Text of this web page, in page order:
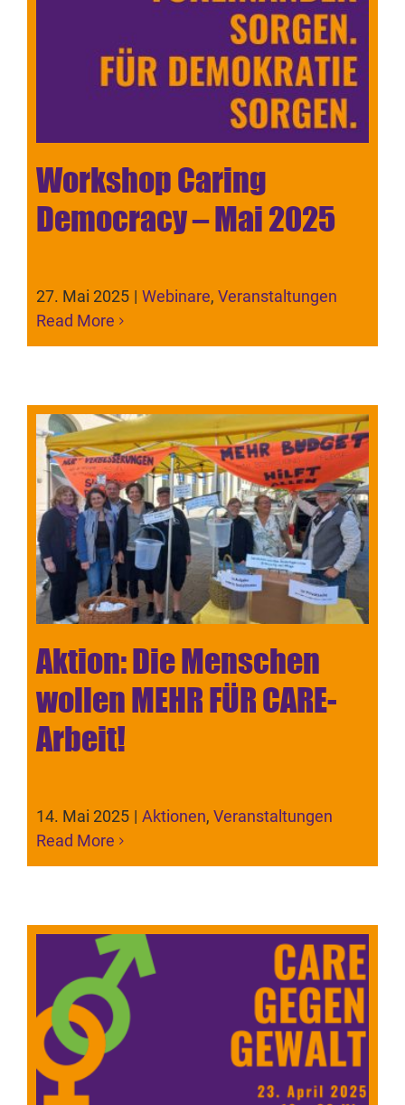
Workshop Caring
Democracy – Mai 2025
27. Mai 2025 | Webinare, Veranstaltungen
Read More
Aktion: Die Menschen
wollen MEHR FÜR CARE-
Arbeit!
14. Mai 2025 | Aktionen, Veranstaltungen
Read More